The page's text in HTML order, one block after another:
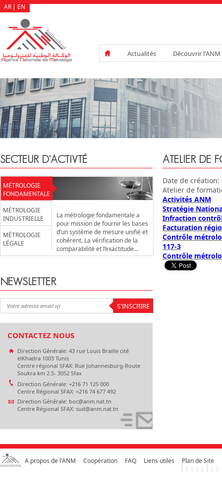
AR EN
Actualités Découvrir l'ANM
SECTEUR D'ACTIVTÉ
MÉTROLOGIE
FONDAMENTALE
MÉTROLOGIE
INDUSTRIELLE
MÉTROLOGIE
LÉGALE
La métrologie fondamentale a
pour mission de fournir les bases
d’un système de mesure unifié et
cohérent. La vérification de la
comparabilité et l’exactitude...
NEWSLETTER
CONTACTEZ NOUS
Direction Générale: 43 rue Louis Braille cité
elKhadra 1003 Tunis
Centre régional SFAX: Rue Johannesburg-Route
Soukra km 2.5- 3052 Sfax
Direction Générale: +216 71 125 000
Centre Régional SFAX: +216 74 677 492
Direction Générale: boc@anm.nat.tn
Centre Régional SFAX: sud@anm.nat.tn
ATELIER DE
Date de création:
Atelier de
Activités ANM
Stratégie
Infraction
Facturation
Contrôle
117-3
Contrôle
A propos de l'ANM Coopération FAQ Liens utiles Plan de Site